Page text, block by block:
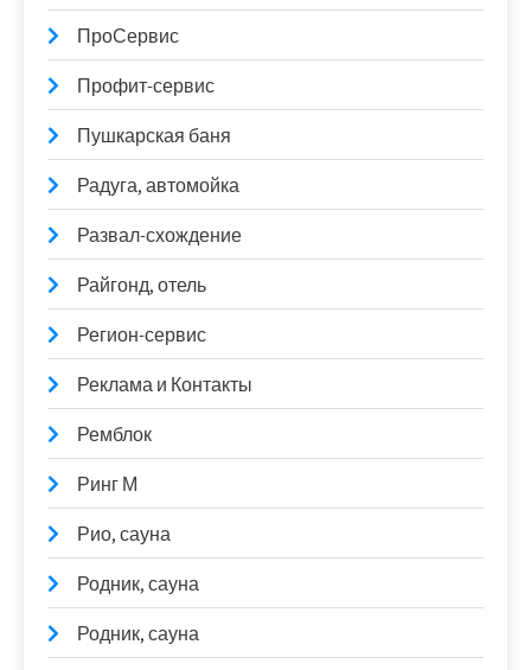
ПроСервис
Профит-сервис
Пушкарская баня
Радуга, автомойка
Развал-схождение
Райгонд, отель
Регион-сервис
Реклама и Контакты
Ремблок
Ринг М
Рио, сауна
Родник, сауна
Родник, сауна